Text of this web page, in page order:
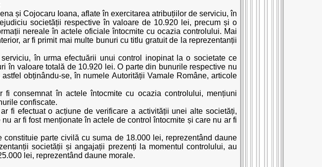
și Cojocaru Ioana, aflate în exercitarea atribuțiilor de serviciu, în
societății respective în valoare de 10.920 lei, precum și o
nereale în actele oficiale întocmite cu ocazia controlului. Mai
ar fi primit mai multe bunuri cu titlu gratuit de la reprezentanții
în urma efectuării unui control inopinat la o societate ce
în valoare totală de 10.920 lei. O parte din bunurile respective nu
obținându-se, în numele Autorității Vamale Române, articole
consemnat în actele întocmite cu ocazia controlului, mențiuni
confiscate.
fi efectuat o acțiune de verificare a activității unei alte societăți,
ar fi fost menționate în actele de control întocmite și care nu ar fi
parte civilă cu suma de 18.000 lei, reprezentând daune
societății și angajații prezenți la momentul controlului, au
lei, reprezentând daune morale.